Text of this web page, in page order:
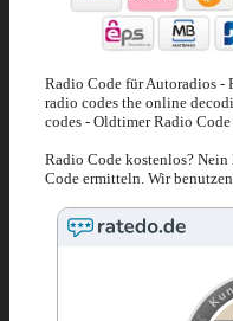
Radio Code für Autoradios -
radio codes the online
codes - Oldtimer Radio Code
Radio Code kostenlos?
Code ermitteln. Wir